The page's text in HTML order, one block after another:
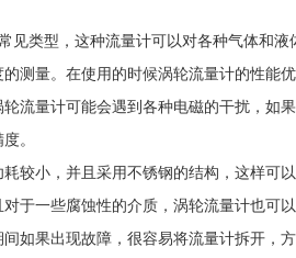
见类型，这种流量计可以对各种气体和
测量。在使用的时候涡轮流量计的性能
流量计可能会遇到各种电磁的干扰，如
。
较小，并且采用不锈钢的结构，这样可
于一些腐蚀性的介质，涡轮流量计也可
如果出现故障，很容易将流量计拆开，